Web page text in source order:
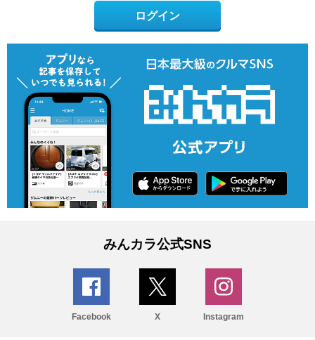
ログイン
みんカラ公式SNS
Facebook X Instagram